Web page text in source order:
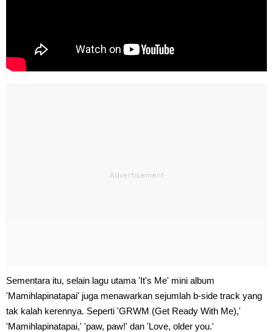
Sementara itu, selain lagu utama 'It's Me' mini album
'Mamihlapinatapai' juga menawarkan sejumlah b-side track yang
tak kalah kerennya. Seperti 'GRWM (Get Ready With Me),'
'Mamihlapinatapai,' 'paw, paw!' dan 'Love, older you.'